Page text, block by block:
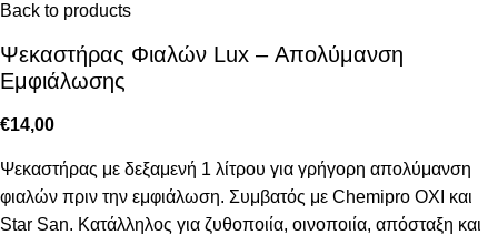
Back to products
Ψεκαστήρας Φιαλών Lux – Απολύμανση
Εμφιάλωσης
€14,00
Ψεκαστήρας με δεξαμενή 1 λίτρου για γρήγορη απολύμανση
φιαλών πριν την εμφιάλωση. Συμβατός με Chemipro OXI και
Star San. Κατάλληλος για ζυθοποιία, οινοποιία, απόσταξη και